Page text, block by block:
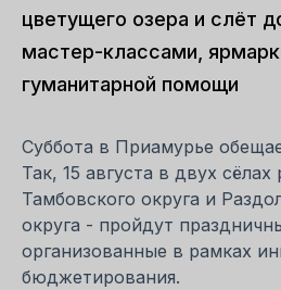
цветущего озера и слёт
мастер-классами,
гуманитарной помощи
Суббота в Приамурье
Так, 15 августа в двух
Тамбовского округа и
округа - пройдут
организованные в рамках
бюджетирования.